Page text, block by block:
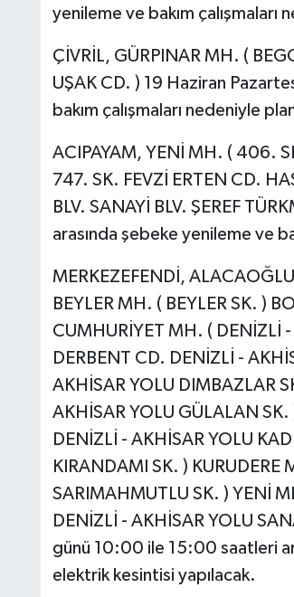
yenileme ve bakım çalışmaları
ÇİVRİL, GÜRPINAR MH. (
UŞAK CD. ) 19 Haziran
bakım çalışmaları nedeniyle
ACIPAYAM, YENİ MH. ( 406.
747. SK. FEVZİ ERTEN CD.
BLV. SANAYİ BLV. ŞEREF
arasında şebeke yenileme ve
MERKEZEFENDİ,
BEYLER MH. ( BEYLER SK. )
CUMHURİYET MH. ( DENİZLİ
DERBENT CD. DENİZLİ -
AKHİSAR YOLU DIMBAZLAR
AKHİSAR YOLU GÜLALAN
DENİZLİ - AKHİSAR YOLU
KIRANDAMI SK. ) KURUDERE
SARIMAHMUTLU SK. ) YENİ
DENİZLİ - AKHİSAR YOLU
günü 10:00 ile 15:00 saatleri
elektrik kesintisi yapılacak.